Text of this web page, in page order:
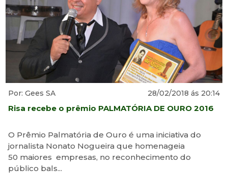
Por: Gees SA 28/02/2018 ás 20:14
Risa recebe o prêmio PALMATÓRIA DE OURO 2016
O Prêmio Palmatória de Ouro é uma iniciativa do
jornalista Nonato Nogueira que homenageia
50 maiores empresas, no reconhecimento do
público bals...